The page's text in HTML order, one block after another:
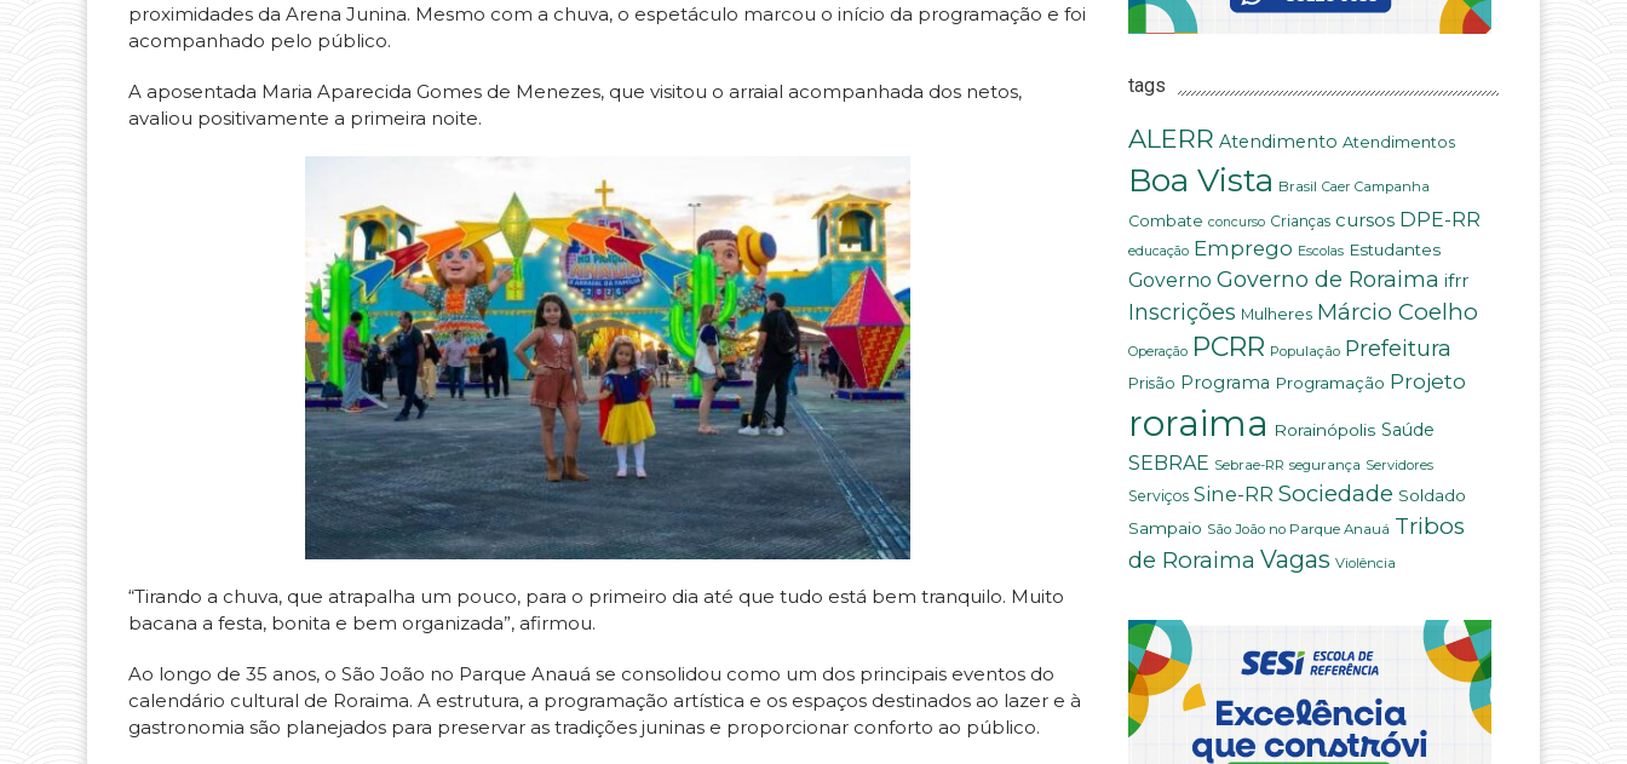
proximidades da Arena Junina. Mesmo com a chuva, o espetáculo marcou o início da programação e foi
acompanhado pelo público.
A aposentada Maria Aparecida Gomes de Menezes, que visitou o arraial acompanhada dos netos,
avaliou positivamente a primeira noite.
“Tirando a chuva, que atrapalha um pouco, para o primeiro dia até que tudo está bem tranquilo. Muito
bacana a festa, bonita e bem organizada”, afirmou.
Ao longo de 35 anos, o São João no Parque Anauá se consolidou como um dos principais eventos do
calendário cultural de Roraima. A estrutura, a programação artística e os espaços destinados ao lazer e à
gastronomia são planejados para preservar as tradições juninas e proporcionar conforto ao público.
tags
ALERR Atendimento Atendimentos
Boa Vista Brasil Caer Campanha
Combate concurso Crianças cursos DPE-RR
educação Emprego Escolas Estudantes
Governo Governo de Roraima ifrr
Inscrições Mulheres Márcio Coelho
Operação PCRR População Prefeitura
Prisão Programa Programação Projeto
roraima Rorainópolis Saúde
SEBRAE Sebrae-RR segurança Servidores
Serviços Sine-RR Sociedade Soldado
Sampaio São João no Parque Anauá Tribos
de Roraima Vagas Violência